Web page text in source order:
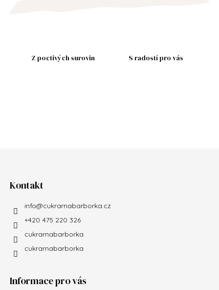
Z poctivých surovin S radostí pro vás
Kontakt
info@cukrarnabarborka.cz
+420 475 220 326
cukrarnabarborka
cukrarnabarborka
Informace pro vás